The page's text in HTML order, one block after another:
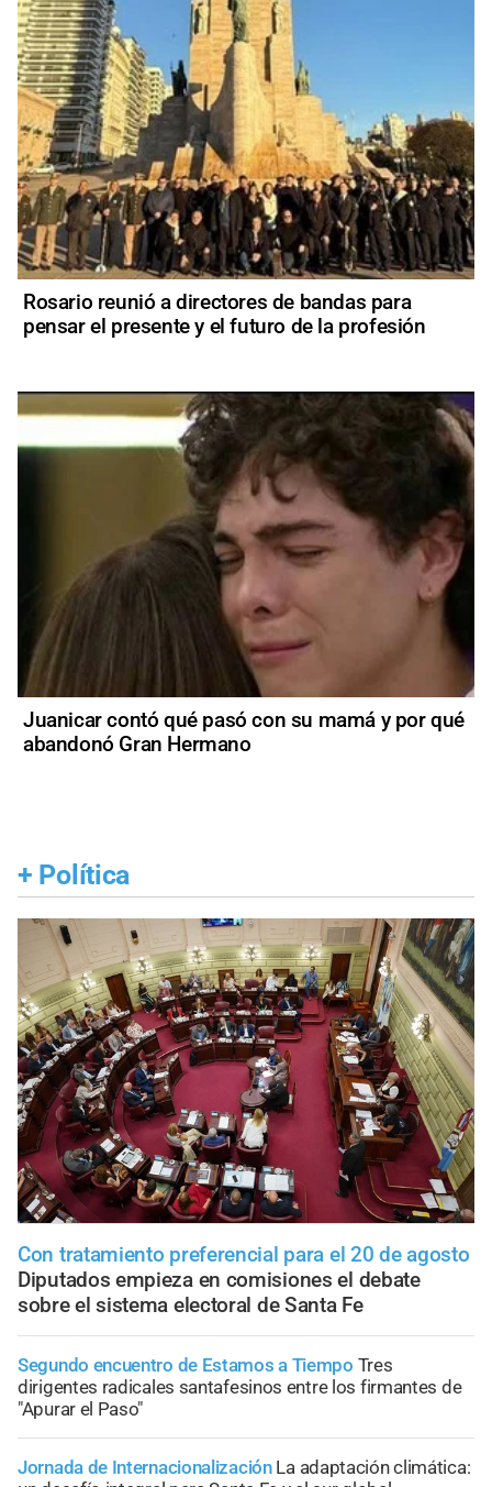
Rosario reunió a directores de bandas para
pensar el presente y el futuro de la profesión
Juanicar contó qué pasó con su mamá y por qué
abandonó Gran Hermano
+ Política
Con tratamiento preferencial para el 20 de agosto
Diputados empieza en comisiones el debate
sobre el sistema electoral de Santa Fe
Segundo encuentro de Estamos a Tiempo Tres
dirigentes radicales santafesinos entre los firmantes de
"Apurar el Paso"
Jornada de Internacionalización La adaptación climática: